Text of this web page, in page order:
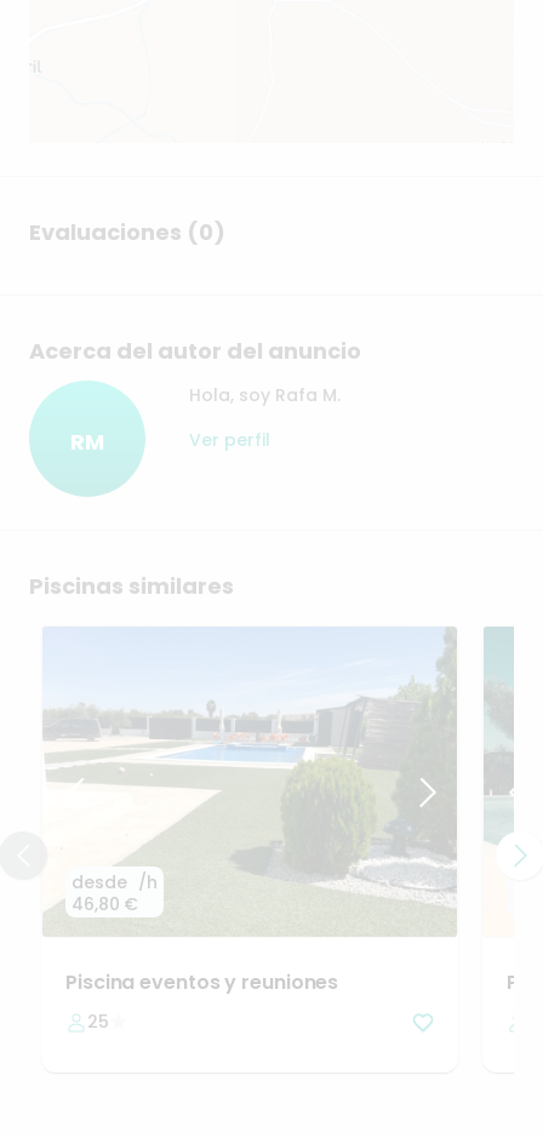
Evaluaciones (0)
Acerca del autor del anuncio
RM
Hola, soy Rafa M.
Ver perfil
Piscinas similares
desde
46,80 €
/h
Piscina eventosy reuniones
25